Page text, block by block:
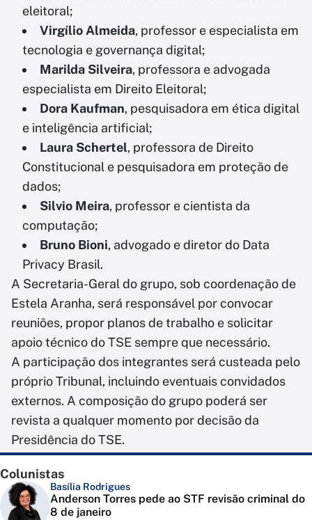
eleitoral;
Virgílio Almeida, professor e especialista em
tecnologia e governança digital;
Marilda Silveira, professora e advogada
especialista em Direito Eleitoral;
Dora Kaufman, pesquisadora em ética digital
e inteligência artificial;
Laura Schertel, professora de Direito
Constitucional e pesquisadora em proteção de
dados;
Silvio Meira, professor e cientista da
computação;
Bruno Bioni, advogado e diretor do Data
Privacy Brasil.
A Secretaria-Geral do grupo, sob coordenação de
Estela Aranha, será responsável por convocar
reuniões, propor planos de trabalho e solicitar
apoio técnico do TSE sempre que necessário.
A participação dos integrantes será custeada pelo
próprio Tribunal, incluindo eventuais convidados
externos. A composição do grupo poderá ser
revista a qualquer momento por decisão da
Presidência do TSE.
Colunistas
Basília Rodrigues
Anderson Torres pede ao STF revisão criminal do
8 de janeiro